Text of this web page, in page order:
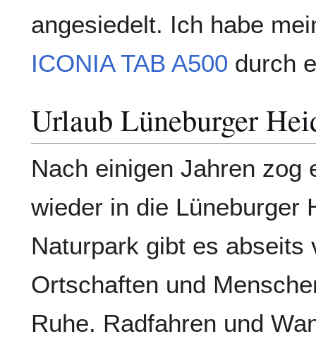
angesiedelt. Ich habe
ICONIA TAB A500 durch
Urlaub Lüneburger
Nach einigen Jahren zog
wieder in die Lüneburger
Naturpark gibt es abseits
Ortschaften und
Ruhe. Radfahren und